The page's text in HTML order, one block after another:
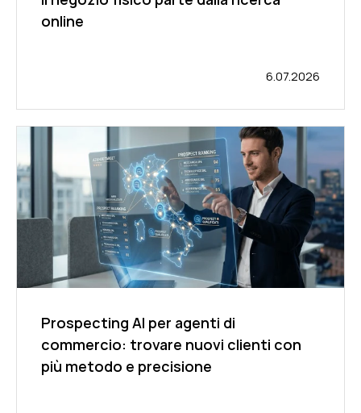
online
6.07.2026
Prospecting AI per agenti di
commercio: trovare nuovi clienti con
più metodo e precisione